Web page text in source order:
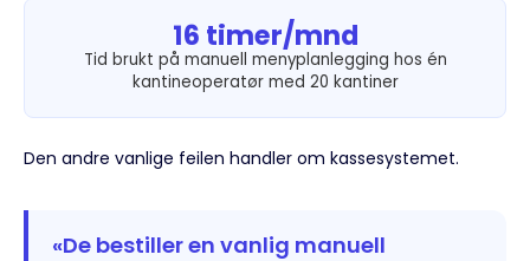
16 timer/mnd
Tid brukt på manuell menyplanlegging hos én
kantineoperatør med 20 kantiner
Den andre vanlige feilen handler om kassesystemet.
«De bestiller en vanlig manuell